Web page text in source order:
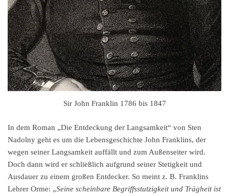
Sir John Franklin 1786 bis 1847
In dem Roman „Die Entdeckung der Langsamkeit“ von Sten
Nadolny geht es um die Lebensgeschichte John Franklins, der
wegen seiner Langsamkeit auffällt und zum Außenseiter wird.
Doch dann wird er schließlich aufgrund seiner Stetigkeit und
Ausdauer zu einem großen Entdecker. So meint z. B. Franklins
Lehrer Orme: „Seine scheinbare Begriffsstutzigkeit und Trägheit ist